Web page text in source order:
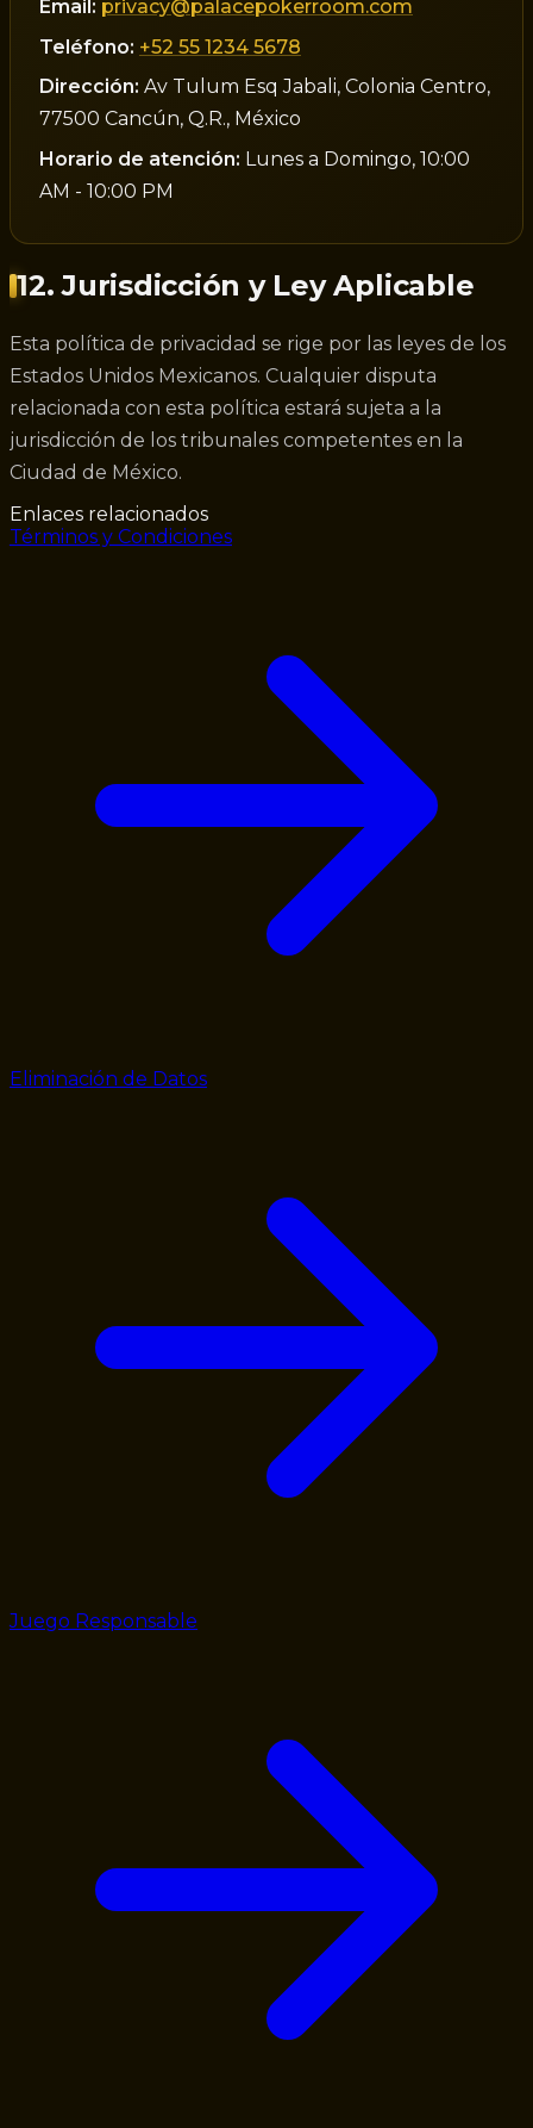
Email: privacy@palacepokerroom.com
Teléfono: +52 55 1234 5678
Dirección: Av Tulum Esq Jabali, Colonia Centro,
77500 Cancún, Q.R., México
Horario de atención: Lunes a Domingo, 10:00
AM - 10:00 PM
12. Jurisdicción y Ley Aplicable
Esta política de privacidad se rige por las leyes de los
Estados Unidos Mexicanos. Cualquier disputa
relacionada con esta política estará sujeta a la
jurisdicción de los tribunales competentes en la
Ciudad de México.
Enlaces relacionados
Términos y Condiciones
Eliminación de Datos
Juego Responsable